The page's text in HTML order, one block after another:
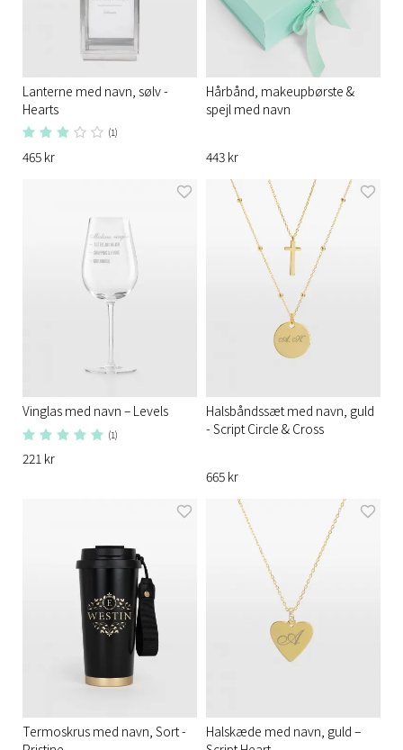
Lanterne med navn, sølv -
Hearts
(1)
465 kr
Hårbånd, makeupbørste &
spejl med navn
443 kr
Vinglas med navn – Levels
(1)
221 kr
Halsbåndssæt med navn, guld
- Script Circle & Cross
665 kr
Termoskrus med navn, Sort -
Halskæde med navn, guld –